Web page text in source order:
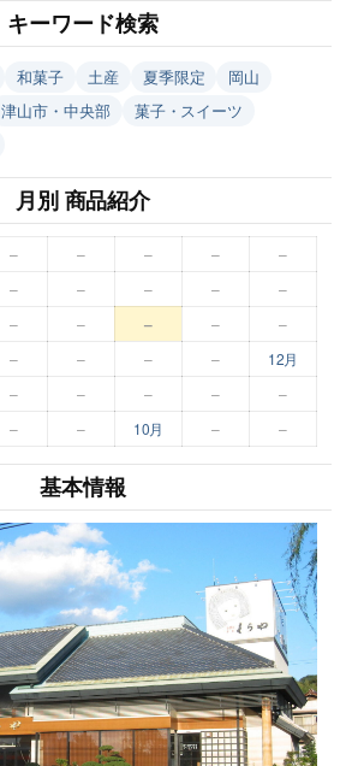
キーワード検索
和菓子 土産 夏季限定
岡山
津山市・中央部
菓子・スイーツ
月別 商品紹介
– – – –
–
– – – – –
– – – –
–
– – – – 12月
– – – –
–
– – 10月 – –
基本情報